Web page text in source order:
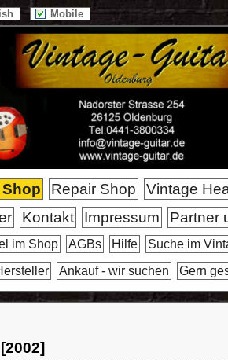
Mobile
Repair Shop
Vintage
Kontakt Impressum Partner
im Shop AGBs Hilfe
Suche im
Ankauf - wir suchen Gern